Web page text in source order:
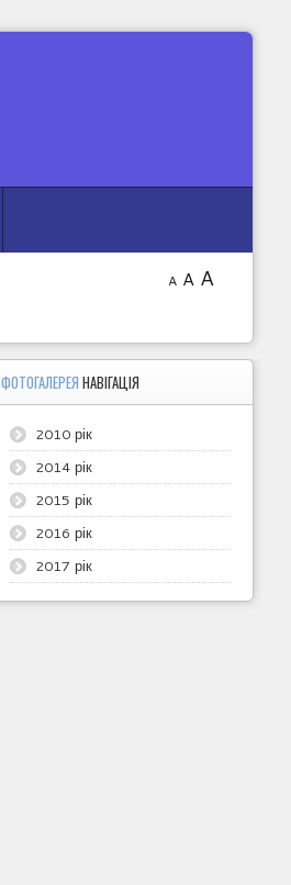
A A A
ФОТОГАЛЕРЕЯНАВІГАЦІЯ
2010 рік
2014 рік
2015 рік
2016 рік
2017 рік